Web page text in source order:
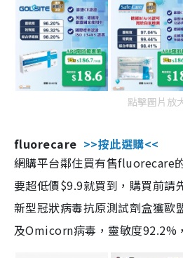
點擊圖片放
fluorecare >>按此選購<<
網購平台鄰住買有售fluorecare
要超低價$9.9就買到，購買前請
新型冠狀病毒抗原測試劑盒獲歐
及Omicorn病毒，靈敏度92.2%